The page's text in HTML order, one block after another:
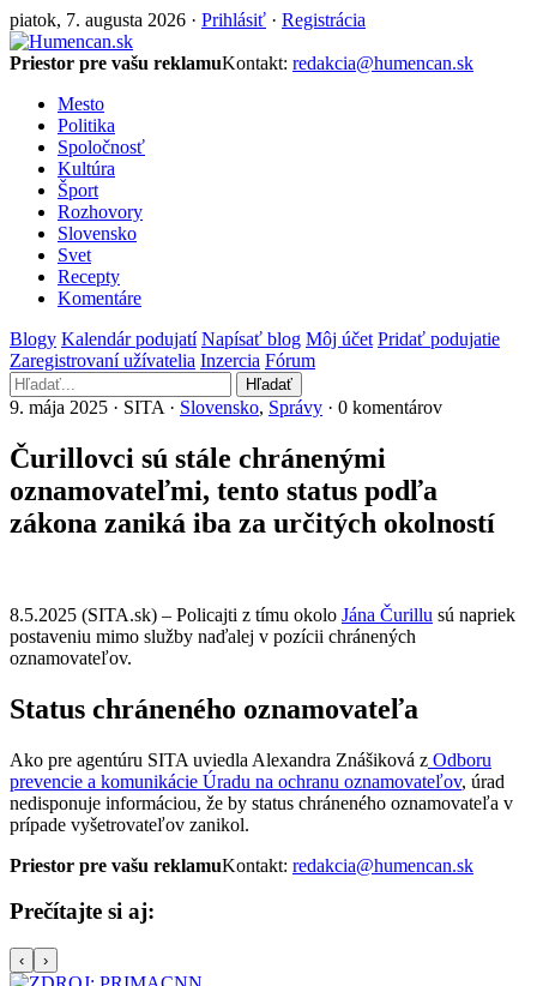
piatok, 7. augusta 2026 · Prihlásiť · Registrácia
Priestor pre vašu reklamuKontakt: redakcia@humencan.sk
Mesto
Politika
Spoločnosť
Kultúra
Šport
Rozhovory
Slovensko
Svet
Recepty
Komentáre
Blogy Kalendár podujatí Napísať blog Môj účet Pridať podujatie
Zaregistrovaní užívatelia Inzercia Fórum
Hľadať
9. mája 2025 · SITA · Slovensko, Správy · 0 komentárov
Čurillovci sú stále chránenými
oznamovateľmi, tento status podľa
zákona zaniká iba za určitých okolností
8.5.2025 (SITA.sk) – Policajti z tímu okolo Jána Čurillu sú napriek
postaveniu mimo služby naďalej v pozícii chránených
oznamovateľov.
Status chráneného oznamovateľa
Ako pre agentúru SITA uviedla Alexandra Znášiková z Odboru
prevencie a komunikácie Úradu na ochranu oznamovateľov, úrad
nedisponuje informáciou, že by status chráneného oznamovateľa v
prípade vyšetrovateľov zanikol.
Priestor pre vašu reklamuKontakt: redakcia@humencan.sk
Prečítajte si aj:
‹ ›